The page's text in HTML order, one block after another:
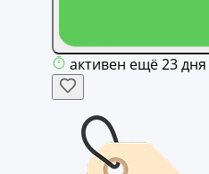
активен ещё 23 дня